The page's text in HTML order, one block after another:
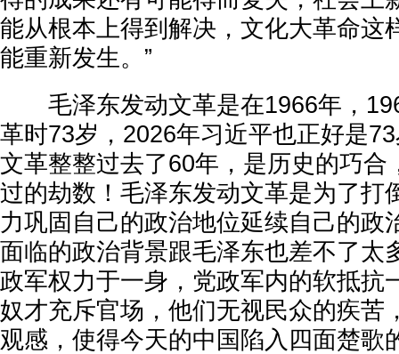
能从根本上得到解决，文化大革命这
能重新发生。”
毛泽东发动文革是在1966年，
革时73岁，2026年习近平也正好是
文革整整过去了60年，是历史的巧合
过的劫数！毛泽东发动文革是为了打
力巩固自己的政治地位延续自己的政
面临的政治背景跟毛泽东也差不了太
政军权力于一身，党政军内的软抵抗
奴才充斥官场，他们无视民众的疾苦
观感，使得今天的中国陷入四面楚歌